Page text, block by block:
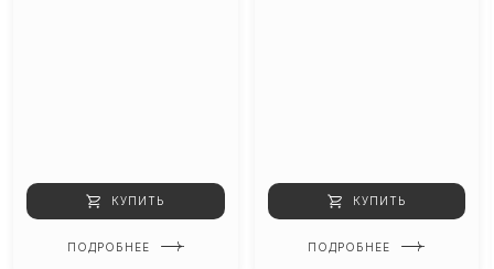
КУПИТЬ
ПОДРОБНЕЕ
КУПИТЬ
ПОДРОБНЕЕ